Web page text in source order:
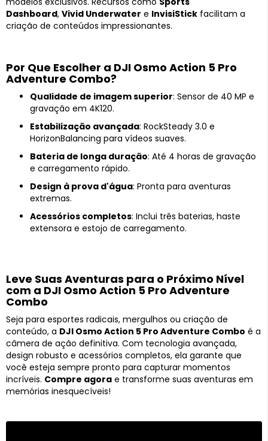
Dashboard, Vivid Underwater e InvisiStick facilitam a
criação de conteúdos impressionantes.
Por Que Escolher a DJI Osmo Action 5 Pro
Adventure Combo?
Qualidade de imagem superior: Sensor de 40 MP e
gravação em 4K120.
Estabilização avançada: RockSteady 3.0 e
HorizonBalancing para vídeos suaves.
Bateria de longa duração: Até 4 horas de gravação
e carregamento rápido.
Design à prova d'água: Pronta para aventuras
extremas.
Acessórios completos: Inclui três baterias, haste
extensora e estojo de carregamento.
Leve Suas Aventuras para o Próximo Nível
com a DJI Osmo Action 5 Pro Adventure
Combo
Seja para esportes radicais, mergulhos ou criação de
conteúdo, a DJI Osmo Action 5 Pro Adventure Combo é a
câmera de ação definitiva. Com tecnologia avançada,
design robusto e acessórios completos, ela garante que
você esteja sempre pronto para capturar momentos
incríveis. Compre agora e transforme suas aventuras em
memórias inesquecíveis!